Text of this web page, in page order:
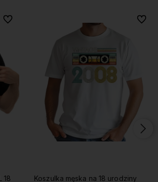
Do ulubionych
Do ulubionych
Koszulka męska na 18 urodziny
Do
Do